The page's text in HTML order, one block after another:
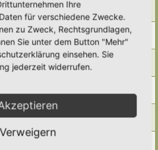
springen
« Mi 21. Jun 2023, 12:36
«Mo 5. Jun 2023, 10:38
/ Anzeige filtern
«Do 1. Jun 2023, 11:05
«Do 1. Jun 2023, 10:16
alten Hortus umziehen
alte Lebensinsel umziehen
Ihre
für verschiedene Zwecke.
zu Zweck, Rechtsgrundlagen,
Sie unter dem Button "Mehr"
einsehen. Sie
jederzeit widerrufen.
Verweigern